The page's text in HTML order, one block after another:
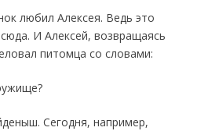
любил Алексея. Ведь это
И Алек­сей, возвращаясь
питомца со словами:
Сегодня, на­пример,